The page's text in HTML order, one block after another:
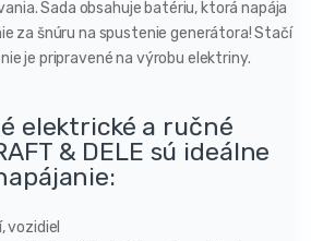
Sada obsahuje batériu, ktorá napája
za šnúru na spustenie generátora! Stačí
je pripravené na výrobu elektriny.
elektrické a ručné
& DELE sú ideálne
vozidiel